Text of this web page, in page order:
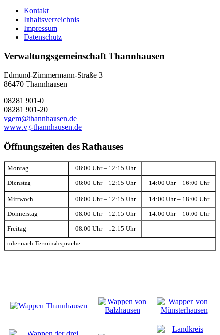
Kontakt
Inhaltsverzeichnis
Impressum
Datenschutz
Verwaltungsgemeinschaft Thannhausen
Edmund-Zimmermann-Straße 3
86470 Thannhausen
08281 901-0
08281 901-20
vgem@thannhausen.de
www.vg-thannhausen.de
Öffnungszeiten des Rathauses
Montag 08:00 Uhr – 12:15 Uhr
Dienstag 08:00 Uhr – 12:15 Uhr 14:00 Uhr – 16:00 Uhr
Mittwoch 08:00 Uhr – 12:15 Uhr 14:00 Uhr – 18:00 Uhr
Donnerstag 08:00 Uhr – 12:15 Uhr 14:00 Uhr – 16:00 Uhr
Freitag 08:00 Uhr – 12:15 Uhr
oder nach Terminabsprache